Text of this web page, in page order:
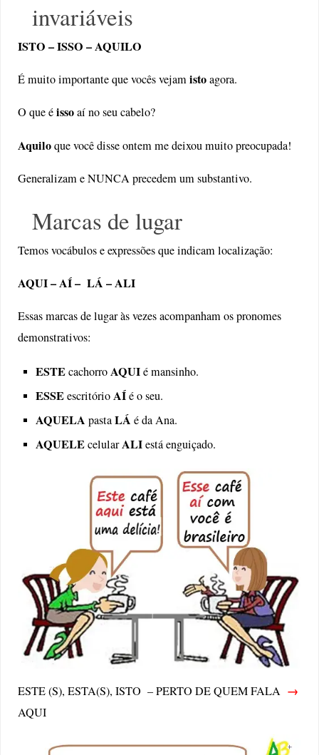
invariáveis
ISTO – ISSO – AQUILO
É muito importante que vocês vejamistoagora.
O que éissoaí no seu cabelo?
Aquiloque você disse ontem me deixou muito preocupada!
Generalizam e NUNCA precedem um substantivo.
Marcas de lugar
Temos vocábulos e expressões que indicam localização:
AQUI – AÍ – LÁ – ALI
Essas marcas de lugar às vezes acompanham os pronomes
demonstrativos:
ESTEcachorroAQUIé mansinho.
ESSEescritórioAÍé o seu.
AQUELA pastaLÁ é da Ana.
AQUELEcelularALIestá enguiçado.
ESTE (S), ESTA(S), ISTO – PERTO DE QUEM FALA →
AQUI